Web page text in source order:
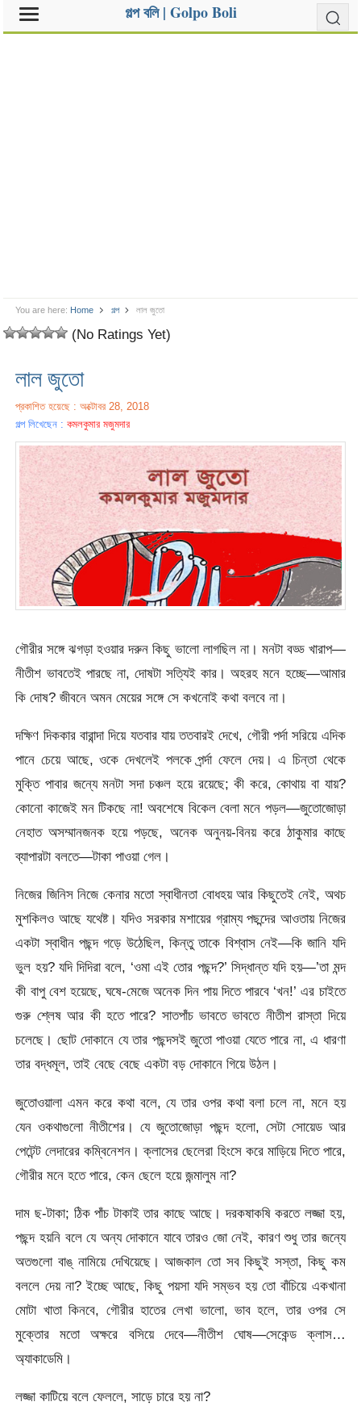
গল্প বলি | Golpo Boli
You are here: Home গল্প লাল জুতো
(No Ratings Yet)
লাল জুতো
প্রকাশিত হয়েছে : অক্টোবর 28, 2018
গল্প লিখেছেন :কমলকুমার মজুমদার
গৌরীর সঙ্গে ঝগড়া হওয়ার দরুন কিছু ভালো লাগছিল না। মনটা বড্ড খারাপ—
নীতীশ ভাবতেই পারছে না, দোষটা সত্যিই কার। অহরহ মনে হচ্ছে—আমার
কি দোষ? জীবনে অমন মেয়ের সঙ্গে সে কখনোই কথা বলবে না।
দক্ষিণ দিককার বারান্দা দিয়ে যতবার যায় ততবারই দেখে, গৌরী পর্দা সরিয়ে এদিক
পানে চেয়ে আছে, ওকে দেখলেই পলকে পর্র্দা ফেলে দেয়। এ চিন্তা থেকে
মুক্তি পাবার জন্যে মনটা সদা চঞ্চল হয়ে রয়েছে; কী করে, কোথায় বা যায়?
কোনো কাজেই মন টিকছে না! অবশেষে বিকেল বেলা মনে পড়ল—জুতোজোড়া
নেহাত অসম্মানজনক হয়ে পড়ছে, অনেক অনুনয়-বিনয় করে ঠাকুমার কাছে
ব্যাপারটা বলতে—টাকা পাওয়া গেল।
নিজের জিনিস নিজে কেনার মতো স্বাধীনতা বোধহয় আর কিছুতেই নেই, অথচ
মুশকিলও আছে যথেষ্ট। যদিও সরকার মশায়ের গ্রাম্য পছন্দের আওতায় নিজের
একটা স্বাধীন পছন্দ গড়ে উঠেছিল, কিন্তু তাকে বিশ্বাস নেই—কি জানি যদি
ভুল হয়? যদি দিদিরা বলে, ‘ওমা এই তোর পছন্দ?’ সিদ্ধান্ত যদি হয়—’তা মন্দ
কী বাপু বেশ হয়েছে, ঘষে-মেজে অনেক দিন পায় দিতে পারবে ‘খন!’ এর চাইতে
গুরু শ্লেষ আর কী হতে পারে? সাতপাঁচ ভাবতে ভাবতে নীতীশ রাস্তা দিয়ে
চলেছে। ছোট দোকানে যে তার পছন্দসই জুতো পাওয়া যেতে পারে না, এ ধারণা
তার বদ্ধমূল, তাই বেছে বেছে একটা বড় দোকানে গিয়ে উঠল।
জুতোওয়ালা এমন করে কথা বলে, যে তার ওপর কথা বলা চলে না, মনে হয়
যেন ওকথাগুলো নীতীশের। যে জুতোজোড়া পছন্দ হলো, সেটা সোয়েড আর
পেটেন্ট লেদারের কম্বিনেশন। ক্লাসের ছেলেরা হিংসে করে মাড়িয়ে দিতে পারে,
গৌরীর মনে হতে পারে, কেন ছেলে হয়ে জন্মালুম না?
দাম ছ-টাকা; ঠিক পাঁচ টাকাই তার কাছে আছে। দরকষাকষি করতে লজ্জা হয়,
পছন্দ হয়নি বলে যে অন্য দোকানে যাবে তারও জো নেই, কারণ শুধু তার জন্যে
অতগুলো বাঙ্ নামিয়ে দেখিয়েছে। আজকাল তো সব কিছুই সস্তা, কিছু কম
বললে দেয় না? ইচ্ছে আছে, কিছু পয়সা যদি সম্ভব হয় তো বাঁচিয়ে একখানা
মোটা খাতা কিনবে, গৌরীর হাতের লেখা ভালো, ভাব হলে, তার ওপর সে
মুক্তোর মতো অক্ষরে বসিয়ে দেবে—নীতীশ ঘোষ—সেকেন্ড ক্লাস…
অ্যাকাডেমি।
লজ্জা কাটিয়ে বলে ফেললে, সাড়ে চারে হয় না?